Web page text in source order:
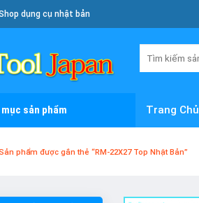
dụng cụ nhật bản
mục sản phẩm Trang Chủ
phẩm được gắn thẻ “RM-22X27 Top Nhật Bản”